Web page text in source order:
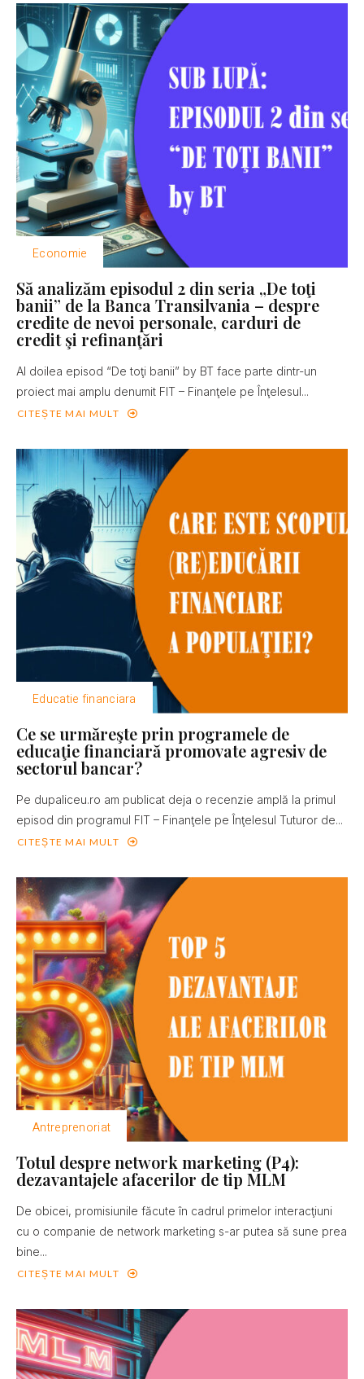
Economie
Să analizăm episodul 2 din seria „De toţi
banii” de la Banca Transilvania – despre
credite de nevoi personale, carduri de
credit şi refinanţări
Al doilea episod “De toţi banii” by BT face parte dintr-un
proiect mai amplu denumit FIT – Finanţele pe Înţelesul...
CITEȘTE MAI MULT
Educatie financiara
Ce se urmăreşte prin programele de
educaţie financiară promovate agresiv de
sectorul bancar?
Pe dupaliceu.ro am publicat deja o recenzie amplă la primul
episod din programul FIT – Finanţele pe Înţelesul Tuturor de...
CITEȘTE MAI MULT
Antreprenoriat
Totul despre network marketing (P4):
dezavantajele afacerilor de tip MLM
De obicei, promisiunile făcute în cadrul primelor interacţiuni
cu o companie de network marketing s-ar putea să sune prea
bine...
CITEȘTE MAI MULT